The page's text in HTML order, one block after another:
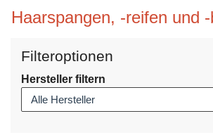
Haarspangen, -reifen und
Filteroptionen
Hersteller filtern